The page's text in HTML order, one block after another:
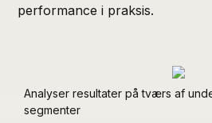
performance i praksis.
Analyser resultater på tværs af
segmenter